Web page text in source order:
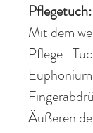
Pflegetuch:
Mit dem
Pflege-
Äußeren